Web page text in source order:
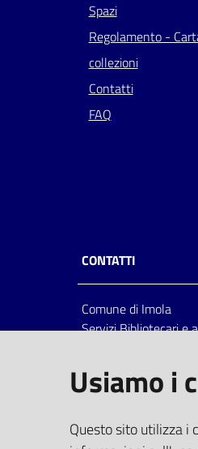
Spazi
Regolamento -
collezioni
Contatti
FAQ
CONTATTI
Comune di Imola
Servizi Bibliotecari e
Italia
centralino: tel
PEC
Usiamo i
Questo sito utilizza i